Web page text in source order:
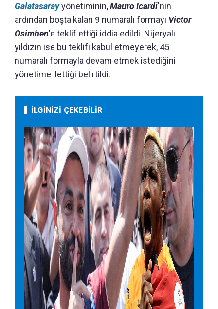
Galatasarayyönetiminin,Mauro Icardi'nin
ardından boşta kalan 9 numaralı formayı Victor
Osimhen'e teklif ettiği iddia edildi. Nijeryalı
yıldızın ise bu teklifi kabul etmeyerek, 45
numaralı formayla devam etmek istediğini
yönetime ilettiği belirtildi.
İLGİNİZİ ÇEKEBİLİR